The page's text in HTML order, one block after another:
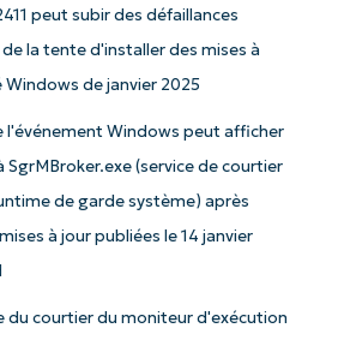
peut subir des défaillances
la tente d'installer des mises à
Windows de janvier 2025
l'événement Windows peut afficher
SgrMBroker.exe (service de courtier
de garde système) après
à jour publiées le 14 janvier
du courtier du moniteur d'exécution